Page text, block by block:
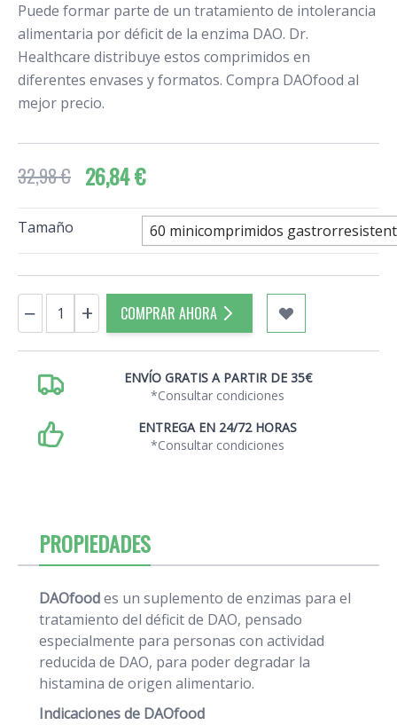
Puede formar parte de un tratamiento de intolerancia
alimentaria por déficit de la enzima DAO. Dr.
Healthcare distribuye estos comprimidos en
diferentes envases y formatos. Compra DAOfood al
mejor precio.
32,98 € 26,84 €
Tamaño 60 minicomprimidos
Cantidad
− + COMPRAR AHORA
ENVÍO GRATIS A PARTIR DE 35€
*Consultar condiciones
ENTREGA EN 24/72 HORAS
*Consultar condiciones
PROPIEDADES
DAOfoodes un suplemento de enzimas para el
tratamiento del déficit de DAO, pensado
especialmente para personas con actividad
reducida de DAO, para poder degradar la
histamina de origen alimentario.
Indicaciones de DAOfood